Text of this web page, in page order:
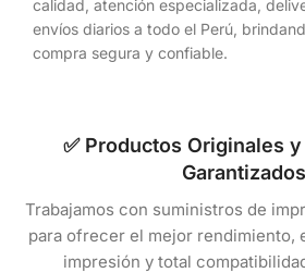
calidad, atención especializada,
envíos diarios a todo el Perú,
compra segura y confiable.
✅ Productos Originales
Garantizados
Trabajamos con suministros de
para ofrecer el mejor rendimiento,
impresión y total